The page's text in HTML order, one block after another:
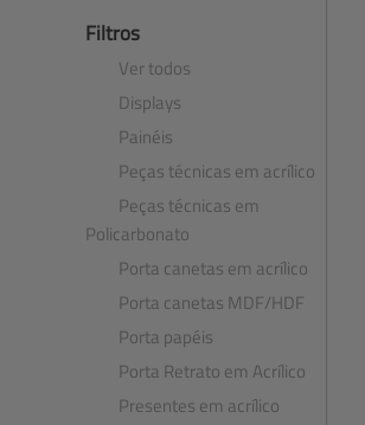
Filtros
Ver todos
Displays
Painéis
Peças técnicas em acrílico
Peças técnicas em
Policarbonato
Porta canetas em acrílico
Porta canetas MDF​/​HDF
Porta papéis
Porta Retrato em Acrílico
Presentes em acrílico